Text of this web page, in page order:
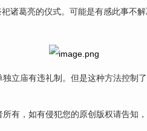
诸葛亮的仪式。可能是有感此事不
庙有违礼制。但是这种方法控制
有，如有侵犯您的原创版权请告知